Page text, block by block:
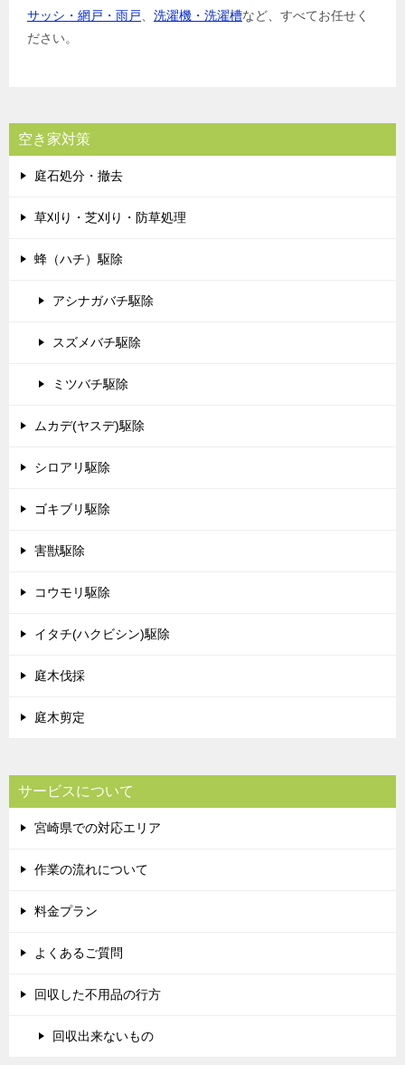
サッシ・網戸・雨戸 洗濯機・洗濯槽など、すべてお任せく
ださい。
空き家対策
庭石処分・撤去
草刈り・芝刈り・防草処理
蜂（ハチ）駆除
アシナガバチ駆除
スズメバチ駆除
ミツバチ駆除
ムカデ(ヤスデ)駆除
シロアリ駆除
ゴキブリ駆除
害獣駆除
コウモリ駆除
イタチ(ハクビシン)駆除
庭木伐採
庭木剪定
サービスについて
宮崎県での対応エリア
作業の流れについて
料金プラン
よくあるご質問
回収した不用品の行方
回収出来ないもの